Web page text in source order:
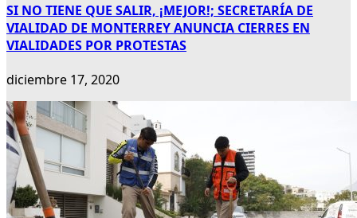
SI NO TIENE QUE SALIR, ¡MEJOR!; SECRETARÍA DE
VIALIDAD DE MONTERREY ANUNCIA CIERRES EN
VIALIDADES POR PROTESTAS
diciembre 17, 2020